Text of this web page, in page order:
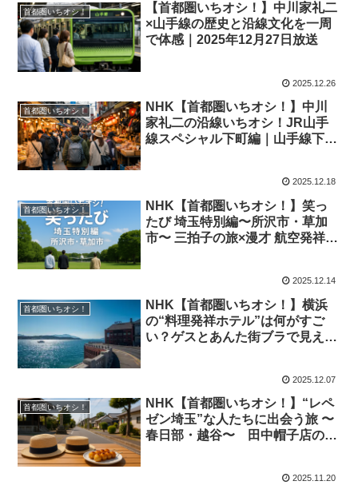
首都圏いちオシ！
【首都圏いちオシ！】中川家礼二
×山手線の歴史と沿線文化を一周
で体感｜2025年12月27日放送
2025.12.26
首都圏いちオシ！
NHK【首都圏いちオシ！】中川
家礼二の沿線いちオシ！JR山手
線スペシャル下町編｜山手線下町
2025.12.18
首都圏いちオシ！
NHK【首都圏いちオシ！】笑っ
たび 埼玉特別編〜所沢市・草加
市〜 三拍子の旅×漫才 航空発祥の
2025.12.14
首都圏いちオシ！
NHK【首都圏いちオシ！】横浜
の“料理発祥ホテル”は何がすご
い？ゲスとあんた街ブラで見えた
2025.12.07
首都圏いちオシ！
NHK【首都圏いちオシ！】“レペ
ゼン埼玉”な人たちに出会う旅 〜
春日部・越谷〜 田中帽子店の麦
2025.11.20